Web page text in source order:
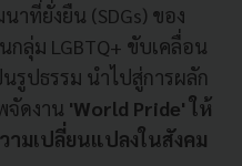
ที่ยั่งยืน (SDGs) ของ
ลุ่ม LGBTQ+ ขับเคลื่อน
รูปธรรม นำไปสู่การผลัก
จัดงาน 'World Pride' ให้
ามเปลี่ยนแปลงในสังคม